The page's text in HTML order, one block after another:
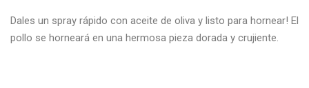
Dales un spray rápido con aceite de oliva y listo para hornear! El
pollo se horneará en una hermosa pieza dorada y crujiente.